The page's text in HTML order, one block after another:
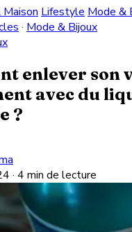
Lifestyle Mode &
· Mode & Bijoux
enlever son
avec du
?
· 4 min de lecture